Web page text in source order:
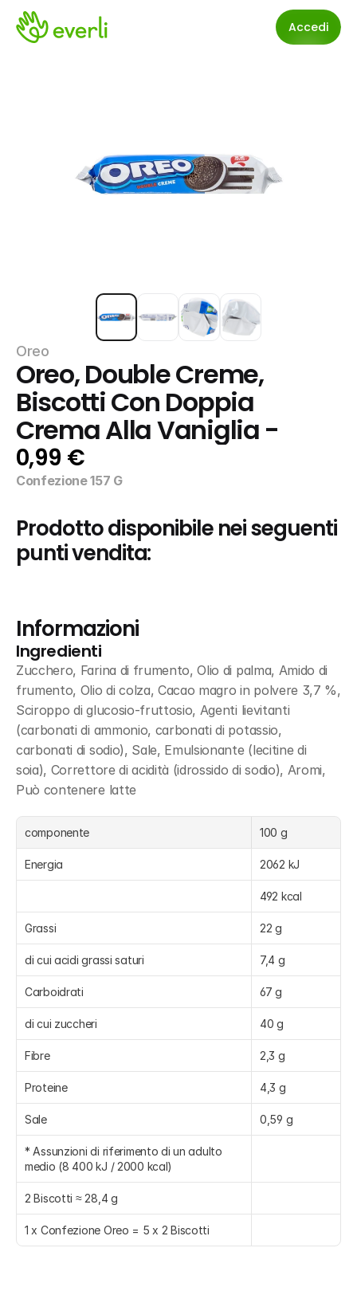
Accedi
Oreo
Oreo, Double Creme,
Biscotti Con Doppia
Crema Alla Vaniglia -
0,99 €
Confezione 157 G
Prodotto disponibile nei seguenti
punti vendita:
Informazioni
Ingredienti
Zucchero, Farina di frumento, Olio di palma, Amido di
frumento, Olio di colza, Cacao magro in polvere 3,7 %,
Sciroppo di glucosio-fruttosio, Agenti lievitanti
(carbonati di ammonio, carbonati di potassio,
carbonati di sodio), Sale, Emulsionante (lecitine di
soia), Correttore di acidità (idrossido di sodio), Aromi,
Può contenere latte
componente 100 g
Energia 2062 kJ
492 kcal
Grassi 22 g
di cui acidi grassi saturi 7,4 g
Carboidrati 67 g
di cui zuccheri 40 g
Fibre 2,3 g
Proteine 4,3 g
Sale 0,59 g
* Assunzioni di riferimento di un adulto
medio (8 400 kJ / 2000 kcal)
2 Biscotti ≈ 28,4 g
1 x Confezione Oreo = 5 x 2 Biscotti